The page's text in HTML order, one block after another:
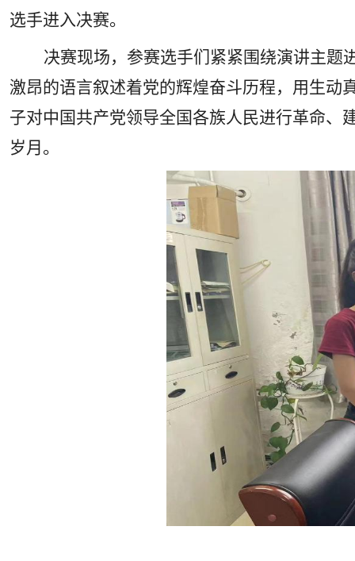
选手进入决赛。
决赛现场，参赛选手们紧紧围绕演讲主题
激昂的语言叙述着党的辉煌奋斗历程，用生动
子对中国共产党领导全国各族人民进行革命、
岁月。